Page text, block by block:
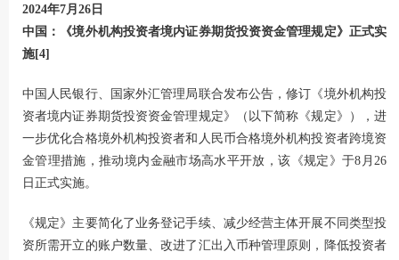
2024年7月26日
中国：《境外机构投资者境内证券期货投资资金管理规定》正式实
施[4]
中国人民银行、国家外汇管理局联合发布公告，修订《境外机构投
资者境内证券期货投资资金管理规定》（以下简称《规定》），进
一步优化合格境外机构投资者和人民币合格境外机构投资者跨境资
金管理措施，推动境内金融市场高水平开放，该《规定》于8月26
日正式实施。
《规定》主要简化了业务登记手续、减少经营主体开展不同类型投
资所需开立的账户数量、改进了汇出入币种管理原则，降低投资者